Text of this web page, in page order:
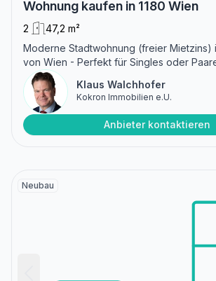
Wohnung kaufen in 1180 Wien
2
47,2 m²
Moderne Stadtwohnung (freier Mietzins)
von Wien - Perfekt für Singles oder
Klaus Walchhofer
Kokron Immobilien e.U.
Anbieter kontaktieren
Neubau